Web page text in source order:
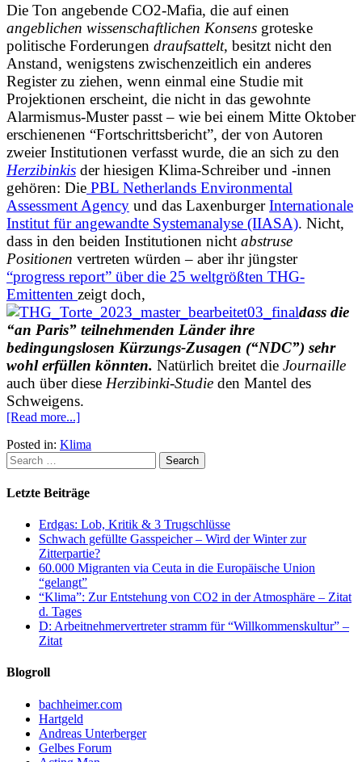
Die Ton angebende CO2-Mafia, die auf einen
angeblichen wissenschaftlichen Konsens groteske
politische Forderungen draufsattelt, besitzt nicht den
Anstand, wenigstens zwischenzeitlich ein anderes
Register zu ziehen, wenn einmal eine Studie mit
Projektionen erscheint, die nicht in das gewohnte
Alarmismus-Muster passt – wie bei einem Mitte Oktober
erschienenen “Fortschrittsbericht”, der von Autoren
zweier Institutionen verfasst wurde, die an sich zu den
Herzibinkis der hiesigen Klima-Schreiber und -innen
gehören: Die PBL Netherlands Environmental
Assessment Agency und das LaxenburgerInternationale
Institut für angewandte Systemanalyse (IIASA). Nicht,
dass in den beiden Institutionen nicht abstruse
Positionen vertreten würden – aber ihr jüngster
“progress report” über die 25 weltgrößten THG-
Emittenten zeigt doch,
dass die
“an Paris” teilnehmenden Länder ihre
bedingungslosen Kürzungs-Zusagen (“NDC”) sehr
wohl erfüllen könnten. Natürlich breitet die Journaille
auch über diese Herzibinki-Studie den Mantel des
Schweigens.
[Read more...]
Posted in: Klima
Letzte Beiträge
Erdgas: Lob, Kritik & 3 Trugschlüsse
Schwach gefüllte Gasspeicher – Wird der Winter zur
Zitterpartie?
60.000 Migranten via Ceuta in die Europäische Union
“gelangt”
“Klima”: Zur Entstehung von CO2 in der Atmosphäre – Zitat
d. Tages
D: Arbeitnehmervertreter stramm für “Willkommenskultur” –
Zitat
Blogroll
bachheimer.com
Hartgeld
Andreas Unterberger
Gelbes Forum